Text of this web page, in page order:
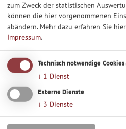
Hausnummerierung
Hausnummerierungssatzung
Kompostierung
Kompostierung -
Satzung über die Entsorgung /
zum Zweck der statistischen
können die hier vorgenommenen
abändern. Mehr dazu erfahren Sie
Impressum.
Technisch notwendige Cookies
↓ 1 Dienst
Externe Dienste
↓ 3 Dienste